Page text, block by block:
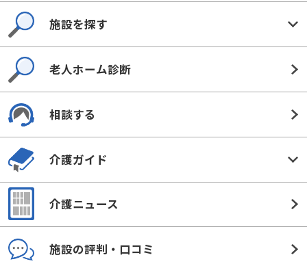
見学予約
件中 1件～20を表示
最初
前へ 1 2 3 次へ 最後